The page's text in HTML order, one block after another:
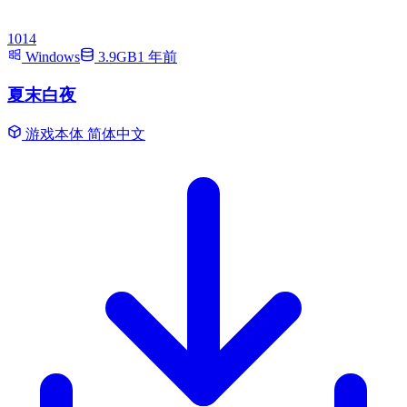
1014
Windows
3.9GB1 年前
夏末白夜
游戏本体 简体中文